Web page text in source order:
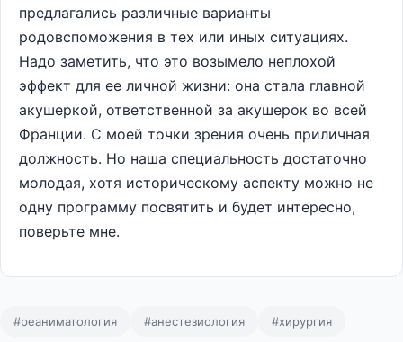
предлагались различные варианты
родовспоможения в тех или иных ситуациях.
Надо заметить, что это возымело неплохой
эффект для ее личной жизни: она стала главной
акушеркой, ответственной за акушерок во всей
Франции. С моей точки зрения очень приличная
должность. Но наша специальность достаточно
молодая, хотя историческому аспекту можно не
одну программу посвятить и будет интересно,
поверьте мне.
#реаниматология #анестезиология #хирургия